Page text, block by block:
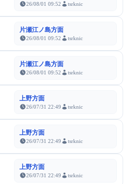
26/08/01 09:52 tsrknic
片瀬江ノ島方面
26/08/01 09:52 tsrknic
片瀬江ノ島方面
26/08/01 09:52 tsrknic
上野方面
26/07/31 22:49 tsrknic
上野方面
26/07/31 22:49 tsrknic
上野方面
26/07/31 22:49 tsrknic